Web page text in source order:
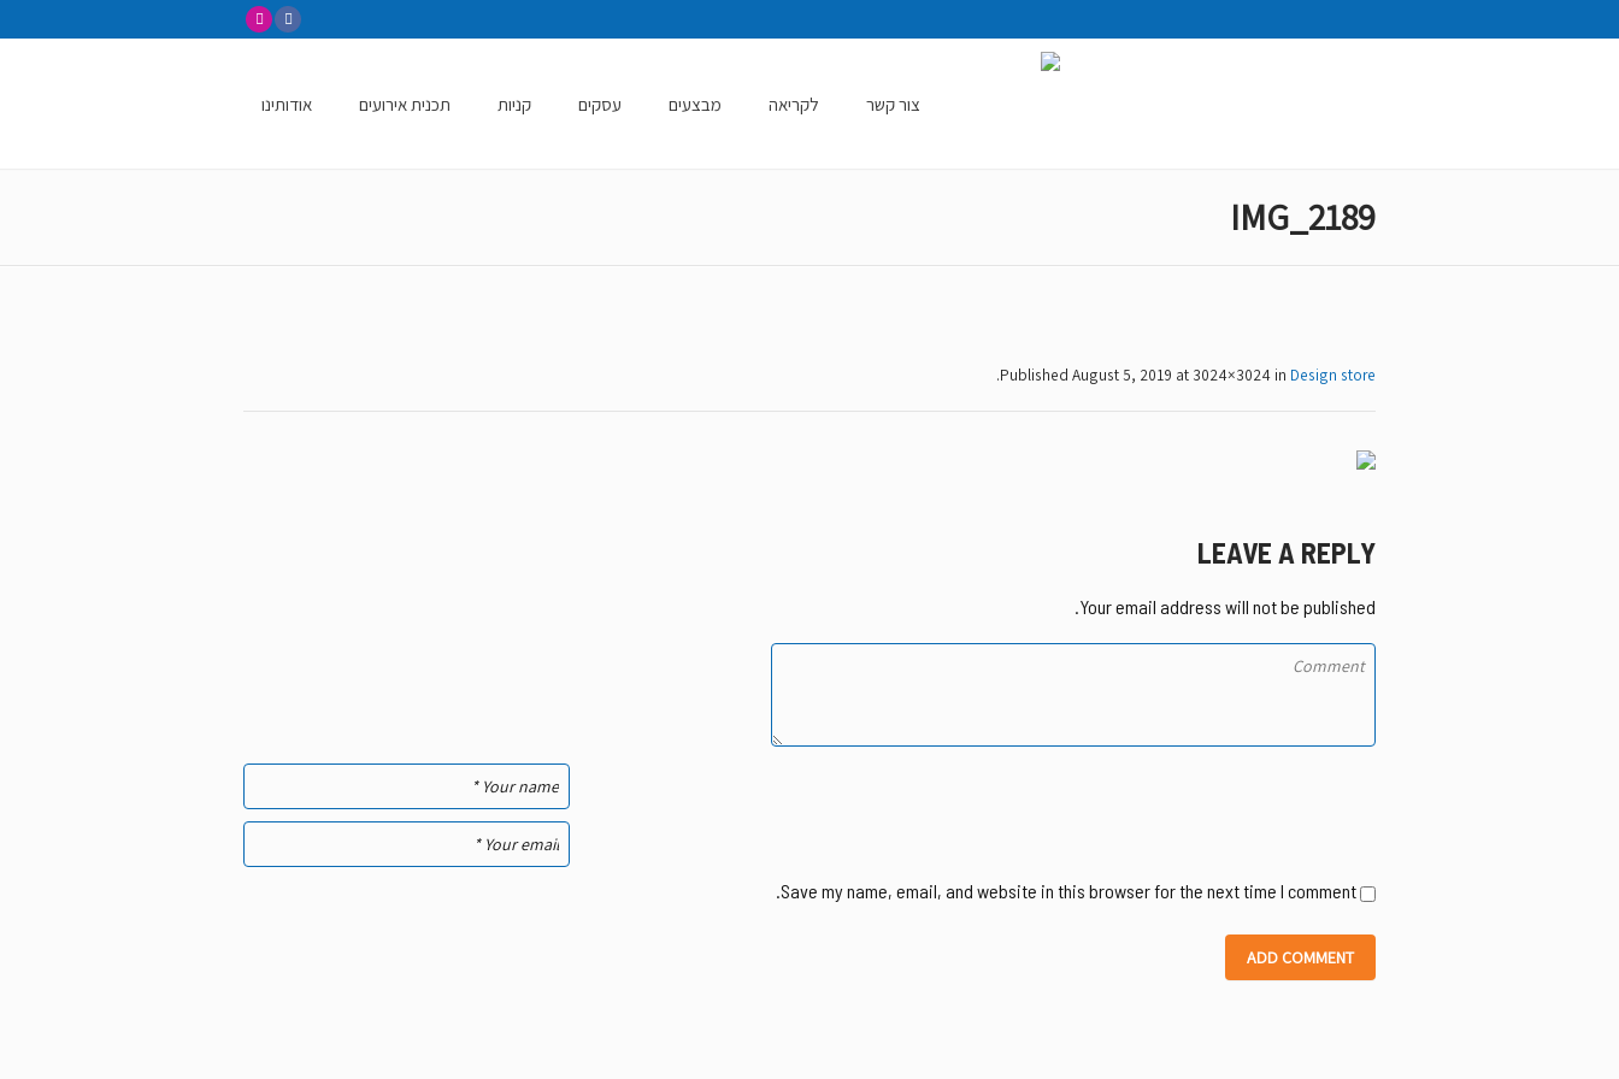
אודותינו תכנית אירועים קניות עסקים מבצעים לקריאה צור קשר
IMG_2189
Published August 5, 2019 at 3024×3024 in Design store
.
LEAVE A REPLY
Your email address will not be published.
Save my name, email, and website in this browser for the next time I comment.